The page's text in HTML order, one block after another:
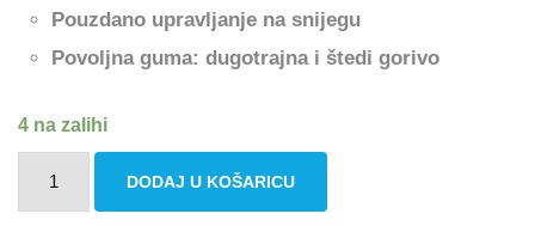
Pouzdano upravljanje na snijegu
Povoljna guma: dugotrajna i štedi gorivo
4 na zalihi
DODAJ U KOŠARICU